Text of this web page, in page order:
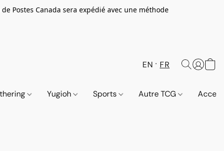
de Postes Canada sera expédié avec une méthode
EN FR
Yugioh Sports Autre TCG